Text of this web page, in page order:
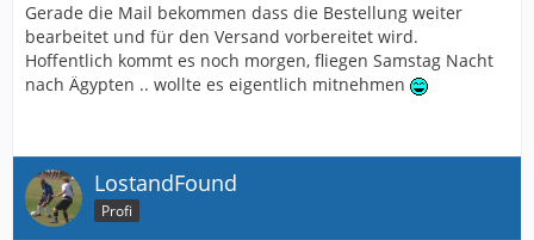
Gerade die Mail bekommen dass die Bestellung weiter
bearbeitet und für den Versand vorbereitet wird.
Hoffentlich kommt es noch morgen, fliegen Samstag Nacht
nach Ägypten .. wollte es eigentlich mitnehmen
LostandFound
Profi